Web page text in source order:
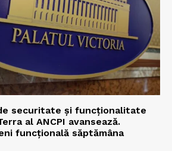
securitate și funcționalitate
al ANCPI avansează.
funcțională săptămâna